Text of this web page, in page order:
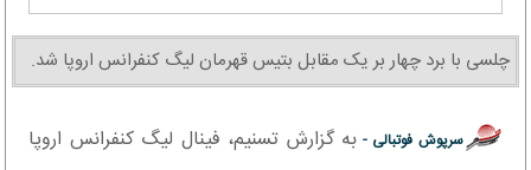
چلسی با برد چهار بر یک مقابل بتیس قهرمان لیگ کنفرانس اروپا شد.
سرپوش فوتبالی - به گزارش تسنیم، فینال لیگ کنفرانس اروپا